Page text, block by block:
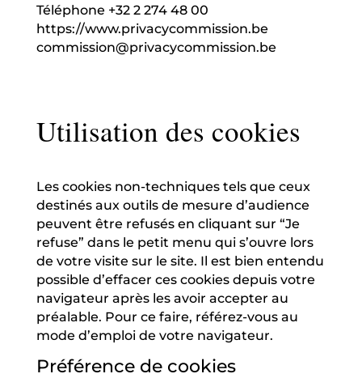
Téléphone +32 2 274 48 00
https://www.privacycommission.be
commission@privacycommission.be
Utilisation des cookies
Les cookies non-techniques tels que ceux
destinés aux outils de mesure d’audience
peuvent être refusés en cliquant sur “Je
refuse” dans le petit menu qui s’ouvre lors
de votre visite sur le site. Il est bien entendu
possible d’effacer ces cookies depuis votre
navigateur après les avoir accepter au
préalable. Pour ce faire, référez-vous au
mode d’emploi de votre navigateur.
Préférence de cookies